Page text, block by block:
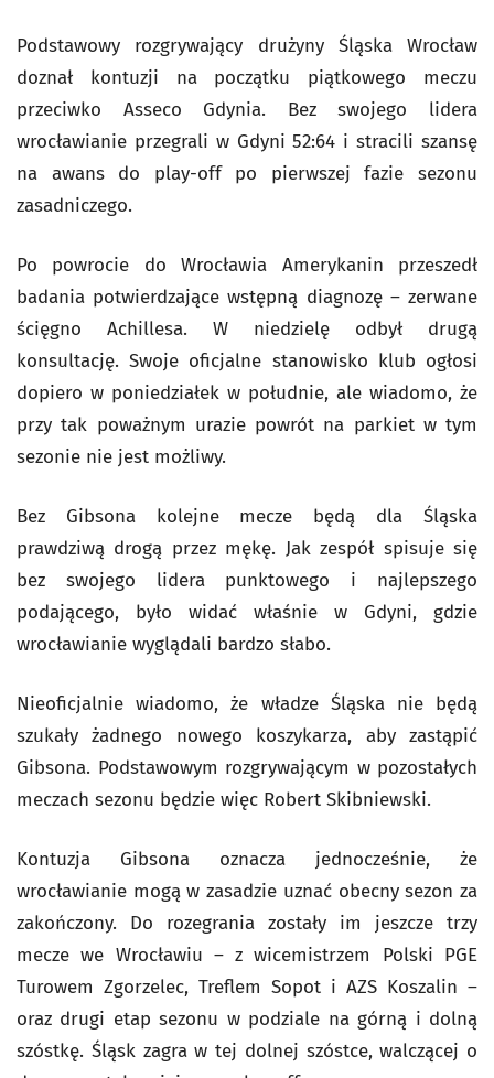
Podstawowy rozgrywający drużyny Śląska Wrocław
doznał kontuzji na początku piątkowego meczu
przeciwko Asseco Gdynia. Bez swojego lidera
wrocławianie przegrali w Gdyni 52:64 i stracili szansę
na awans do play-off po pierwszej fazie sezonu
zasadniczego.
Po powrocie do Wrocławia Amerykanin przeszedł
badania potwierdzające wstępną diagnozę – zerwane
ścięgno Achillesa. W niedzielę odbył drugą
konsultację. Swoje oficjalne stanowisko klub ogłosi
dopiero w poniedziałek w południe, ale wiadomo, że
przy tak poważnym urazie powrót na parkiet w tym
sezonie nie jest możliwy.
Bez Gibsona kolejne mecze będą dla Śląska
prawdziwą drogą przez mękę. Jak zespół spisuje się
bez swojego lidera punktowego i najlepszego
podającego, było widać właśnie w Gdyni, gdzie
wrocławianie wyglądali bardzo słabo.
Nieoficjalnie wiadomo, że władze Śląska nie będą
szukały żadnego nowego koszykarza, aby zastąpić
Gibsona. Podstawowym rozgrywającym w pozostałych
meczach sezonu będzie więc Robert Skibniewski.
Kontuzja Gibsona oznacza jednocześnie, że
wrocławianie mogą w zasadzie uznać obecny sezon za
zakończony. Do rozegrania zostały im jeszcze trzy
mecze we Wrocławiu – z wicemistrzem Polski PGE
Turowem Zgorzelec, Treflem Sopot i AZS Koszalin –
oraz drugi etap sezonu w podziale na górną i dolną
szóstkę. Śląsk zagra w tej dolnej szóstce, walczącej o